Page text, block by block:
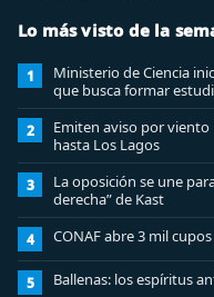
Lo más visto de la
1
Ministerio de Ciencia
que busca formar
ciberseguridad
2
Emiten aviso por
hasta Los Lagos
3
La oposición se une
derecha” de Kast
4 CONAF abre 3 mil
5 Ballenas: los espíritus